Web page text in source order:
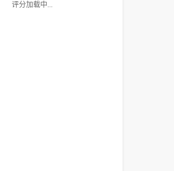
评分加载中...